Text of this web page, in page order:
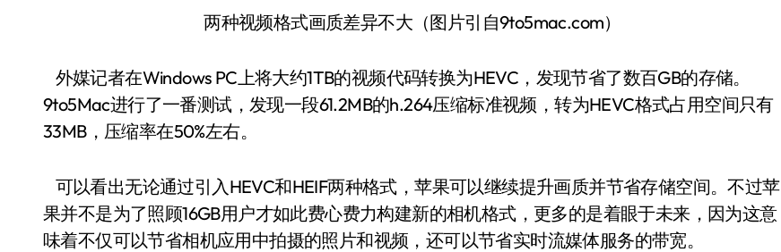
两种视频格式画质差异不大（图片引自9to5mac.com）
外媒记者在Windows PC上将大约1TB的视频代码转换为HEVC，发现节省了数百GB的存储。
9to5Mac进行了一番测试，发现一段61.2MB的h.264压缩标准视频，转为HEVC格式占用空间只有
33MB，压缩率在50%左右。
可以看出无论通过引入HEVC和HEIF两种格式，苹果可以继续提升画质并节省存储空间。不过苹
果并不是为了照顾16GB用户才如此费心费力构建新的相机格式，更多的是着眼于未来，因为这意
味着不仅可以节省相机应用中拍摄的照片和视频，还可以节省实时流媒体服务的带宽。